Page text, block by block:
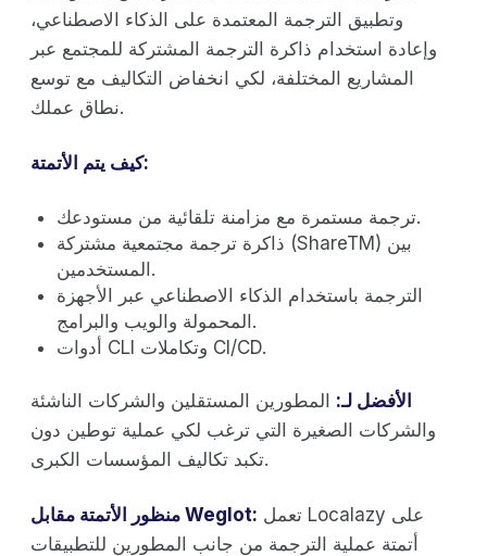
وتطبيق الترجمة المعتمدة على الذكاء الاصطناعي،
وإعادة استخدام ذاكرة الترجمة المشتركة للمجتمع عبر
المشاريع المختلفة، لكي انخفاض التكاليف مع توسع
نطاق عملك.
كيف يتم الأتمتة:
ترجمة مستمرة مع مزامنة تلقائية من مستودعك.
ذاكرة ترجمة مجتمعية مشتركة (ShareTM) بين
المستخدمين.
الترجمة باستخدام الذكاء الاصطناعي عبر الأجهزة
المحمولة والويب والبرامج.
أدوات CLI وتكاملات CI/CD.
الأفضل لـ: المطورين المستقلين والشركات الناشئة
والشركات الصغيرة التي ترغب لكي عملية توطين دون
تكبد تكاليف المؤسسات الكبرى.
منظور الأتمتة مقابل Weglot:
أتمتة عملية الترجمة من جانب المطورين للتطبيقات